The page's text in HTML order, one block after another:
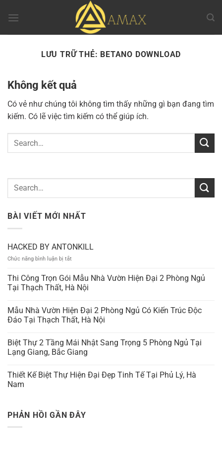
đến
LƯU TRỮ THẺ: BETANO DOWNLOAD
Không kết quả
Có vẻ như chúng tôi không tìm thấy những gì bạn đang tìm
kiếm. Có lẽ việc tìm kiếm có thể giúp ích.
BÀI VIẾT MỚI NHẤT
HACKED BY ANTONKILL
Chức năng bình luận bị tắt
BY
ANTONKILL
Thi Công Trọn Gói Mẫu Nhà Vườn Hiện Đại 2 Phòng Ngủ
Tại Thạch Thất, Hà Nội
Mẫu Nhà Vườn Hiện Đại 2 Phòng Ngủ Có Kiến Trúc Độc
Đáo Tại Thạch Thất, Hà Nội
Biệt Thự 2 Tầng Mái Nhật Sang Trọng 5 Phòng Ngủ Tại
Lạng Giang, Bắc Giang
Thiết Kế Biệt Thự Hiện Đại Đẹp Tinh Tế Tại Phủ Lý, Hà
Nam
PHẢN HỒI GẦN ĐÂY